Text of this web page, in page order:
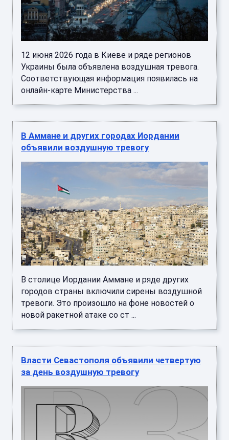
12 июня 2026 года в Киеве и ряде регионов
Украины была объявлена воздушная тревога.
Соответствующая информация появилась на
онлайн-карте Министерства ...
В Аммане и других городах Иордании
объявили воздушную тревогу
В столице Иордании Аммане и ряде других
городов страны включили сирены воздушной
тревоги. Это произошло на фоне новостей о
новой ракетной атаке со ст ...
Власти Севастополя объявили четвертую
за день воздушную тревогу